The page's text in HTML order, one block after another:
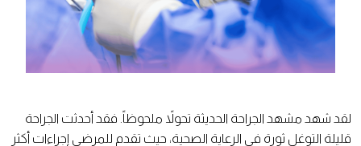
لقد شهد مشهد الجراحة الحديثة تحولاً ملحوظاً. فقد أحدثت الجراحة
قليلة التوغل ثورة في الرعاية الصحية، حيث تقدم للمرضى إجراءات أكثر